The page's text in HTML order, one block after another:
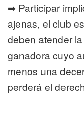
➡ Participar
ajenas, el club
deben atender
ganadora cuyo
menos una
perderá el